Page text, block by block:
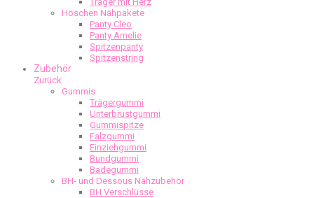
Höschen Nähpakete
Panty Cleo
Panty Amelie
Spitzenpanty
Spitzenstring
Zubehör
Zurück
Gummis
Trägergummi
Unterbrustgummi
Gummispitze
Falzgummi
Einziehgummi
Bundgummi
Badegummi
BH- und Dessous Nähzubehör
BH Verschlüsse